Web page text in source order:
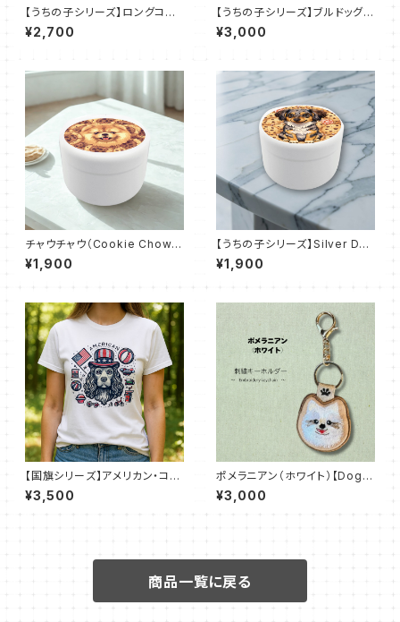
【うちの子シリーズ】ロングコー
トチワワ【チョコレートタン】ロコ
トート（Ｓ）
¥2,700
【うちの子シリーズ】ブルドッグ｜
キャンバストート M（全7色）
¥3,000
チャウチャウ（Cookie Chow）
おでかけトリーツ缶
¥1,900
【うちの子シリーズ】Silver Dap
pleテディちゃん｜おでかけトリ
ーツ缶
¥1,900
【国旗シリーズ】アメリカン・コッ
カー・スパニエル× アメリカ国旗
｜ベーシックTシャツ（全52色）
¥3,500
ポメラニアン（ホワイト）【DogT
ag Stitch】両面刺繍キーホルダ
ー
¥3,000
商品一覧に戻る